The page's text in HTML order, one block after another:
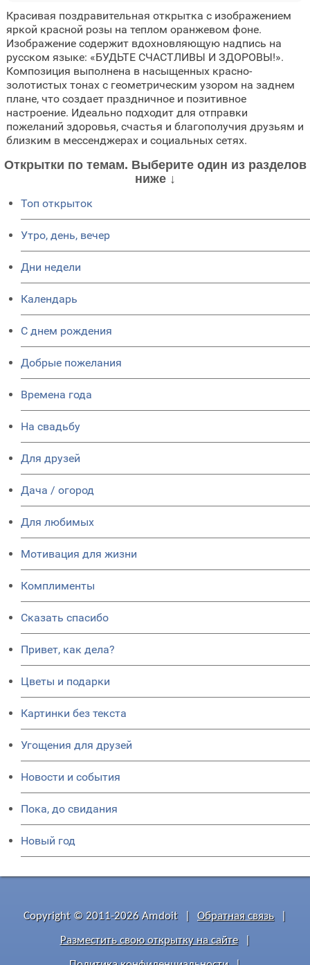
Красивая поздравительная открытка с изображением
яркой красной розы на теплом оранжевом фоне.
Изображение содержит вдохновляющую надпись на
русском языке: «БУДЬТЕ СЧАСТЛИВЫ И ЗДОРОВЫ!».
Композиция выполнена в насыщенных красно-
золотистых тонах с геометрическим узором на заднем
плане, что создает праздничное и позитивное
настроение. Идеально подходит для отправки
пожеланий здоровья, счастья и благополучия друзьям и
близким в мессенджерах и социальных сетях.
Открытки по темам. Выберите один из разделов
ниже ↓
Топ открыток
Утро, день, вечер
Дни недели
Календарь
C днем рождения
Добрые пожелания
Времена года
На свадьбу
Для друзей
Дача / огород
Для любимых
Мотивация для жизни
Комплименты
Сказать спасибо
Привет, как дела?
Цветы и подарки
Картинки без текста
Угощения для друзей
Новости и события
Пока, до свидания
Новый год
Copyright © 2011-2026 Amdoit Обратная связь
Разместить свою открытку на сайте